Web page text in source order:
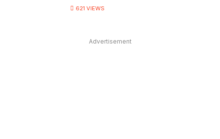
621 VIEWS
Advertisement